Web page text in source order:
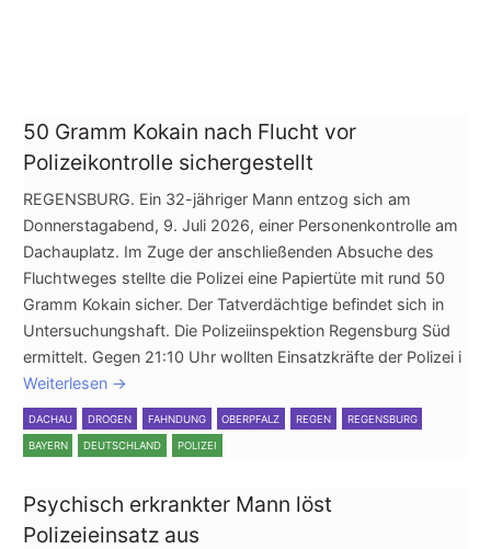
50 Gramm Kokain nach Flucht vor
Polizeikontrolle sichergestellt
REGENSBURG. Ein 32-jähriger Mann entzog sich am
Donnerstagabend, 9. Juli 2026, einer Personenkontrolle am
Dachauplatz. Im Zuge der anschließenden Absuche des
Fluchtweges stellte die Polizei eine Papiertüte mit rund 50
Gramm Kokain sicher. Der Tatverdächtige befindet sich in
Untersuchungshaft. Die Polizeiinspektion Regensburg Süd
ermittelt. Gegen 21:10 Uhr wollten Einsatzkräfte der Polizei i
Weiterlesen →
DACHAU DROGEN FAHNDUNG OBERPFALZ REGEN REGENSBURG
BAYERN DEUTSCHLAND POLIZEI
Psychisch erkrankter Mann löst
Polizeieinsatz aus